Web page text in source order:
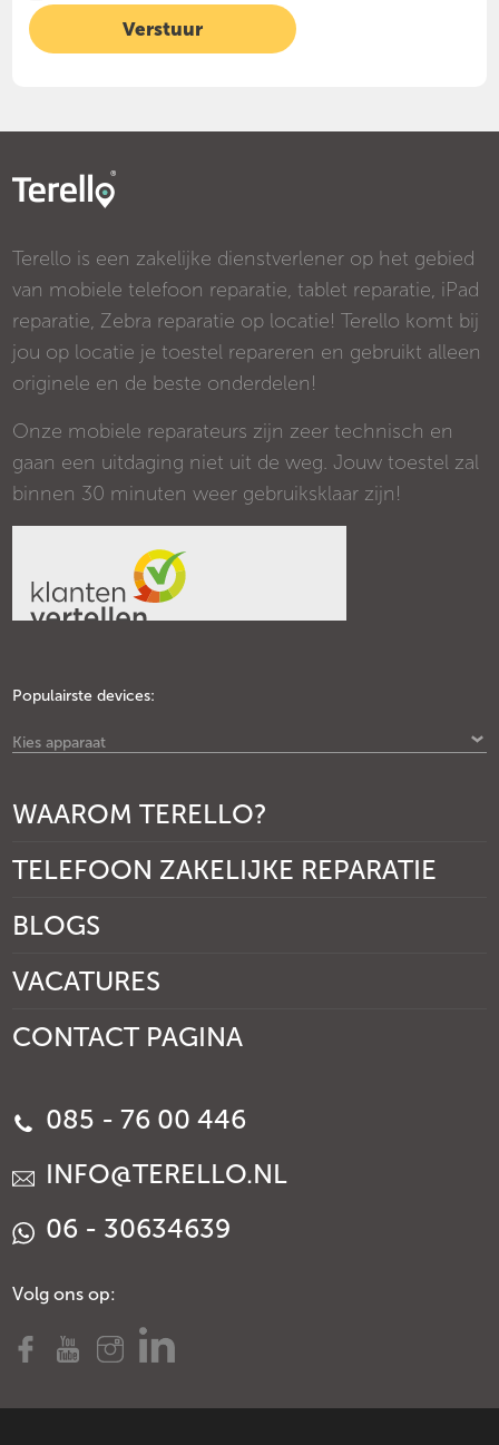
Terello is een zakelijke dienstverlener op het gebied
van mobiele telefoon reparatie, tablet reparatie, iPad
reparatie, Zebra reparatie op locatie! Terello komt bij
jou op locatie je toestel repareren en gebruikt alleen
originele en de beste onderdelen!
Onze mobiele reparateurs zijn zeer technisch en
gaan een uitdaging niet uit de weg. Jouw toestel zal
binnen 30 minuten weer gebruiksklaar zijn!
Populairste devices:
Kies apparaat
WAAROM TERELLO?
TELEFOON ZAKELIJKE REPARATIE
BLOGS
VACATURES
CONTACT PAGINA
085 - 76 00 446
INFO@TERELLO.NL
06 - 30634639
Volg ons op: